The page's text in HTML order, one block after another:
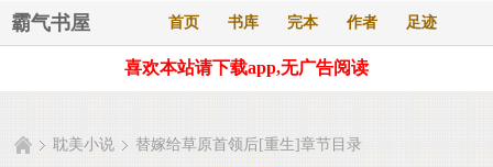
霸气书屋 首页 书库 完本 作者 足迹
喜欢本站请下载app,无广告阅读
耽美小说 替嫁给草原首领后[重生]章节目录